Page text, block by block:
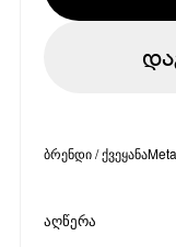
ბრენდი / ქვეყანა
აღწერა